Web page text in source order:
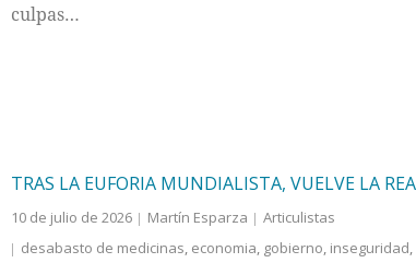
culpas…
TRAS LA EUFORIA MUNDIALISTA, VUELVE LA
10 de julio de 2026 Martín Esparza
Articulistas
desabasto de medicinas economia gobierno inseguridad